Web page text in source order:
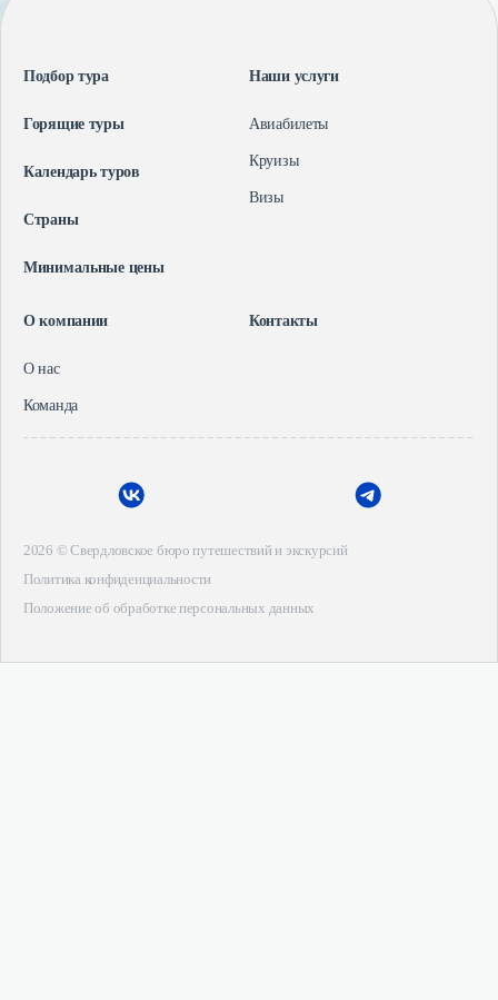
Подбор тура
Горящие туры
Календарь туров
Страны
Минимальные цены
Наши услуги
Авиабилеты
Круизы
Визы
О компании
О нас
Команда
Контакты
2026 © Свердловское бюро путешествий и экскурсий
Политика конфиденциальности
Положение об обработке персональных данных